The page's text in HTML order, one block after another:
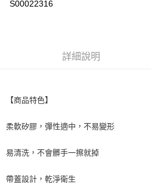
運送方式
付款後全家取貨
萊爾富取貨付款
每筆NT$60，滿NT$499(含以上)免運費
7-11取貨付款
S00022316
詳細說明
【商品特色】
柔軟矽膠，彈性適中，不易變形
易清洗，不會髒手一擦就掉
帶蓋設計，乾淨衛生